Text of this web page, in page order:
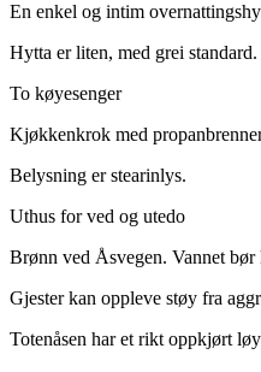
En enkel og intim
Hytta er liten, med grei
To køyesenger
Kjøkkenkrok med
Belysning er stearinlys.
Uthus for ved og utedo
Brønn ved Åsvegen. Vannet bør
Gjester kan oppleve støy fra
Totenåsen har et rikt oppkjørt